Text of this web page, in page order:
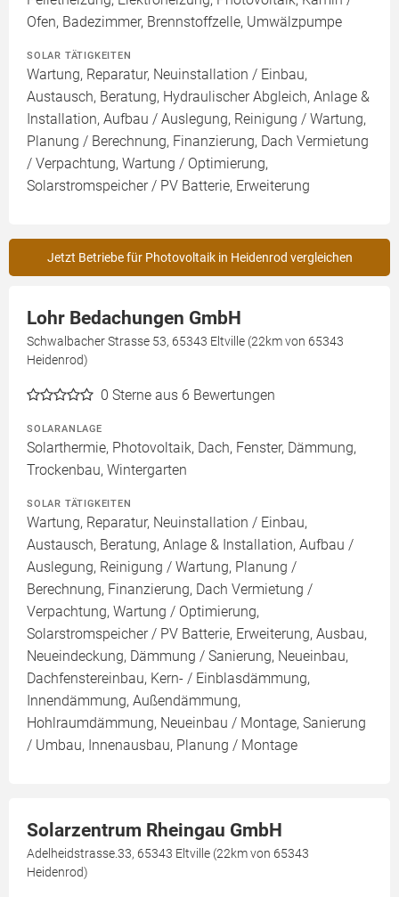
Ofen, Badezimmer, Brennstoffzelle, Umwälzpumpe
SOLAR TÄTIGKEITEN
Wartung, Reparatur, Neuinstallation / Einbau,
Austausch, Beratung, Hydraulischer Abgleich, Anlage &
Installation, Aufbau / Auslegung, Reinigung / Wartung,
Planung / Berechnung, Finanzierung, Dach Vermietung
/ Verpachtung, Wartung / Optimierung,
Solarstromspeicher / PV Batterie, Erweiterung
Jetzt Betriebe für Photovoltaik in Heidenrod vergleichen
Lohr Bedachungen GmbH
Schwalbacher Strasse 53, 65343 Eltville (22km von 65343
Heidenrod)
0 Sterne aus 6 Bewertungen
SOLARANLAGE
Solarthermie, Photovoltaik, Dach, Fenster, Dämmung,
Trockenbau, Wintergarten
SOLAR TÄTIGKEITEN
Wartung, Reparatur, Neuinstallation / Einbau,
Austausch, Beratung, Anlage & Installation, Aufbau /
Auslegung, Reinigung / Wartung, Planung /
Berechnung, Finanzierung, Dach Vermietung /
Verpachtung, Wartung / Optimierung,
Solarstromspeicher / PV Batterie, Erweiterung, Ausbau,
Neueindeckung, Dämmung / Sanierung, Neueinbau,
Dachfenstereinbau, Kern- / Einblasdämmung,
Innendämmung, Außendämmung,
Hohlraumdämmung, Neueinbau / Montage, Sanierung
/ Umbau, Innenausbau, Planung / Montage
Solarzentrum Rheingau GmbH
Adelheidstrasse.33, 65343 Eltville (22km von 65343
Heidenrod)